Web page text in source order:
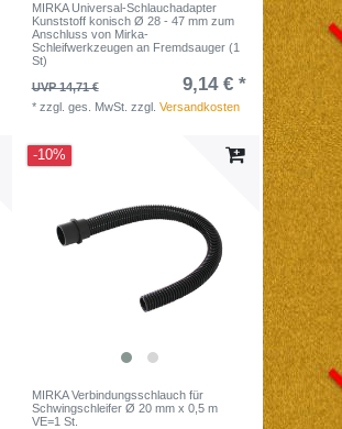
MIRKA Universal-Schlauchadapter
Kunststoff konisch Ø 28 - 47 mm zum
Anschluss von Mirka-
Schleifwerkzeugen an Fremdsauger (1
St)
UVP 14,71 €
9,14 € *
* zzgl. ges. MwSt. zzgl. Versandkosten
-10%
MIRKA Verbindungsschlauch für
Schwingschleifer Ø 20 mm x 0,5 m
VE=1 St.